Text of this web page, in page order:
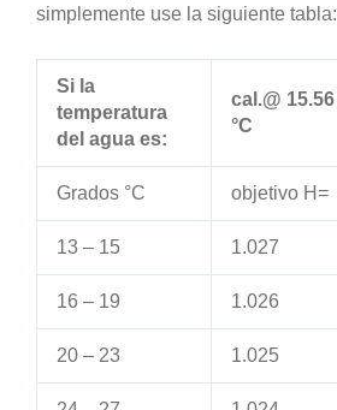
simplemente use la siguiente tabla:
Si la
temperatura
del agua es:
cal.@ 15.56
°C
Grados °C objetivo H=
13 – 15 1.027
16 – 19 1.026
20 – 23 1.025